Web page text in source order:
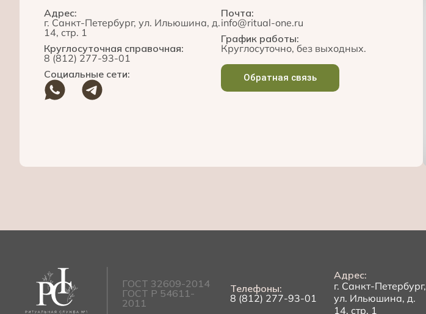
Адрес:
г. Санкт-Петербург, ул. Ильюшина, д.
14, стр. 1
Круглосуточная справочная:
8 (812) 277-93-01
Социальные сети:
Почта:
info@ritual-one.ru
График работы:
Круглосуточно, без выходных.
Обратная связь
ГОСТ 32609-2014
ГОСТ Р 54611-
2011
Телефоны:
8 (812) 277-93-01
Адрес:
г. Санкт-Петербург,
ул. Ильюшина, д.
14, стр. 1